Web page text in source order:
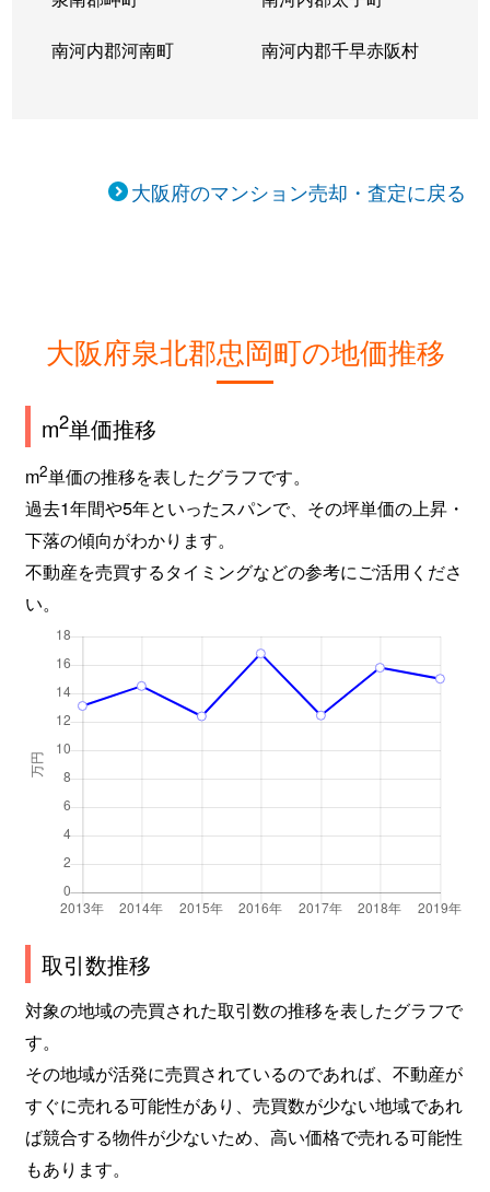
南河内郡河南町 南河内郡千早赤阪村
大阪府のマンション売却・査定に戻る
大阪府泉北郡忠岡町の地価推移
m2単価推移
m2単価の推移を表したグラフです。
過去1年間や5年といったスパンで、その坪単価の上昇・
下落の傾向がわかります。
不動産を売買するタイミングなどの参考にご活用くださ
い。
取引数推移
対象の地域の売買された取引数の推移を表したグラフで
す。
その地域が活発に売買されているのであれば、不動産が
すぐに売れる可能性があり、売買数が少ない地域であれ
ば競合する物件が少ないため、高い価格で売れる可能性
もあります。